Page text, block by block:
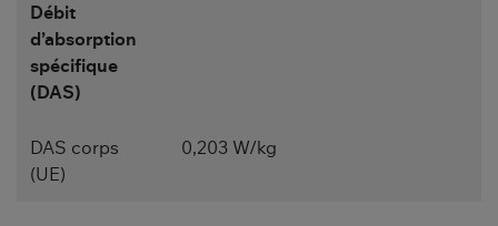
Débit
d’absorption
spécifique
(DAS)
DAS corps
(UE)
0,203 W/kg